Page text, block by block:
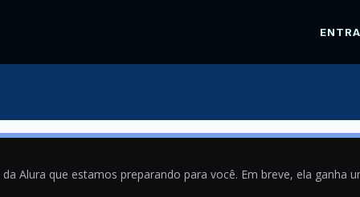
Alura que estamos preparando para você. Em breve, ela ganha